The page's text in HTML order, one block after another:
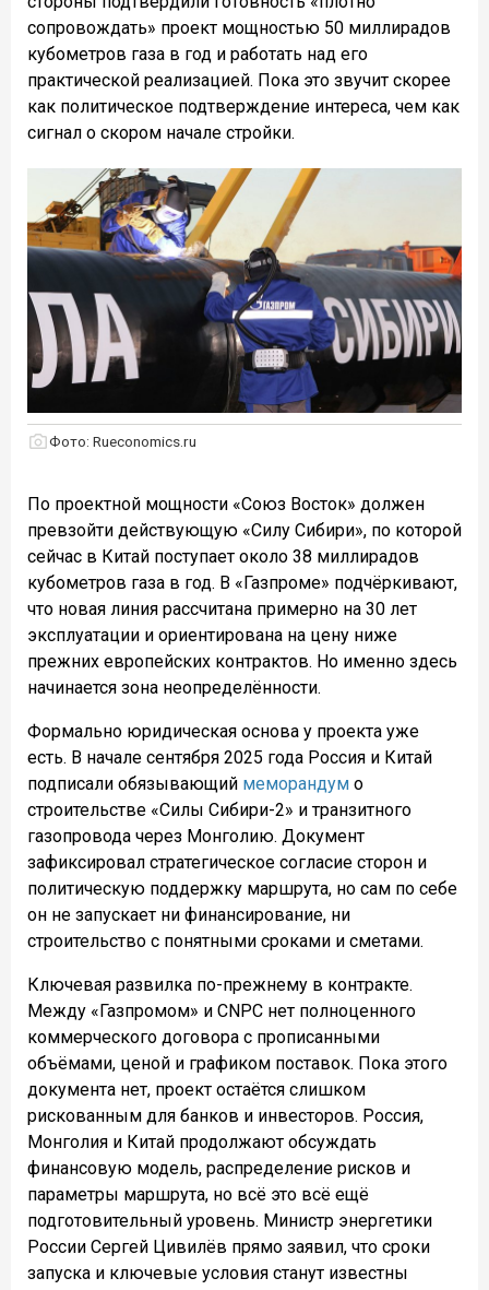
сопровождать» проект мощностью 50 миллирадов
кубометров газа в год и работать над его
практической реализацией. Пока это звучит скорее
как политическое подтверждение интереса, чем как
сигнал о скором начале стройки.
Фото: Rueconomics.ru
По проектной мощности «Союз Восток» должен
превзойти действующую «Силу Сибири», по которой
сейчас в Китай поступает около 38 миллирадов
кубометров газа в год. В «Газпроме» подчёркивают,
что новая линия рассчитана примерно на 30 лет
эксплуатации и ориентирована на цену ниже
прежних европейских контрактов. Но именно здесь
начинается зона неопределённости.
Формально юридическая основа у проекта уже
есть. В начале сентября 2025 года Россия и Китай
подписали обязывающий меморандум о
строительстве «Силы Сибири-2» и транзитного
газопровода через Монголию. Документ
зафиксировал стратегическое согласие сторон и
политическую поддержку маршрута, но сам по себе
он не запускает ни финансирование, ни
строительство с понятными сроками и сметами.
Ключевая развилка по-прежнему в контракте.
Между «Газпромом» и CNPC нет полноценного
коммерческого договора с прописанными
объёмами, ценой и графиком поставок. Пока этого
документа нет, проект остаётся слишком
рискованным для банков и инвесторов. Россия,
Монголия и Китай продолжают обсуждать
финансовую модель, распределение рисков и
параметры маршрута, но всё это всё ещё
подготовительный уровень. Министр энергетики
России Сергей Цивилёв прямо заявил, что сроки
запуска и ключевые условия станут известны